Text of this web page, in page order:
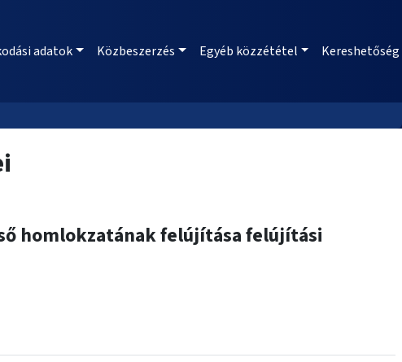
adatok Közbeszerzés Egyéb közzététel Kereshetőség
homlokzatának felújítása felújítási